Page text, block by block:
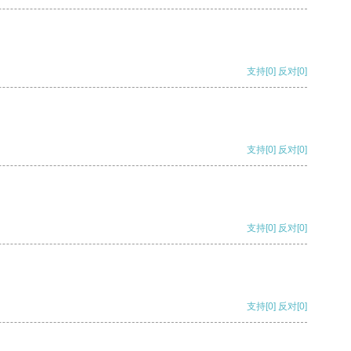
支持[0] 反对[0]
支持[0] 反对[0]
支持[0] 反对[0]
支持[0] 反对[0]